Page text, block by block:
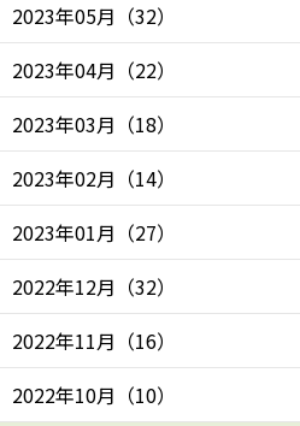
2023年05月 （32）
2023年04月 （22）
2023年03月 （18）
2023年02月 （14）
2023年01月 （27）
2022年12月 （32）
2022年11月 （16）
2022年10月 （10）